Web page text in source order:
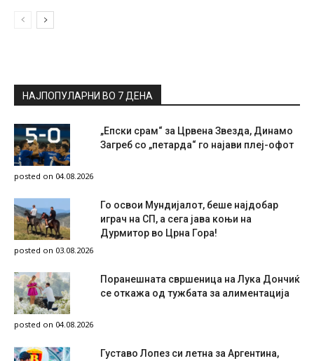
НАЈПОПУЛАРНИ ВО 7 ДЕНА
„Епски срам“ за Црвена Звезда, Динамо
Загреб со „петарда“ го најави плеј-офот
posted on 04.08.2026
Го освои Мундијалот, беше најдобар
играч на СП, а сега јава коњи на
Дурмитор во Црна Гора!
posted on 03.08.2026
Поранешната свршеница на Лука Дончиќ
се откажа од тужбата за алиментација
posted on 04.08.2026
Густаво Лопез си летна за Аргентина,